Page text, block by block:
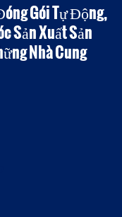
Gói Tự Động,
Sản Xuất Sản
Nhà Cung